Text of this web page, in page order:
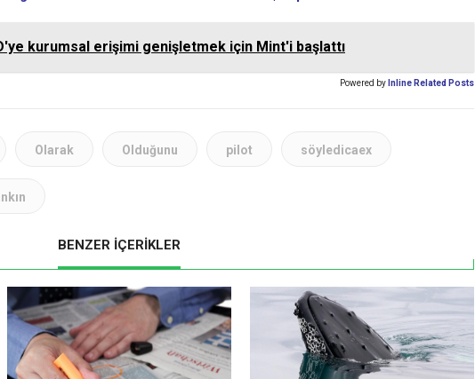
kurumsal erişimi genişletmek için Mint'i başlattı
Powered by Inline Related Posts
Olarak Olduğunu pilot söyledicaex
BENZER İÇERİKLER